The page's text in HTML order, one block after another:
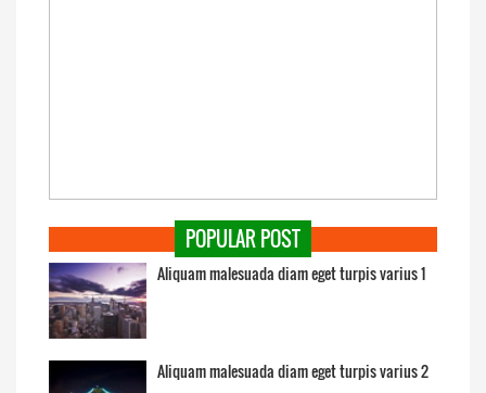
POPULAR POST
Aliquam malesuada diam eget turpis varius 1
Aliquam malesuada diam eget turpis varius 2